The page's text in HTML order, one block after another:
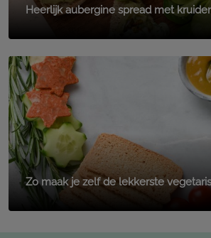
Heerlijk aubergine spread met
Zo maak je zelf de lekkerste